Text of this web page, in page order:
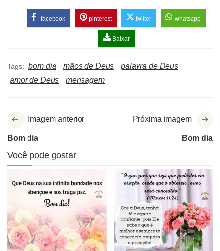
facebook pinterest twitter whatsapp
Baixar
Tags: bom dia mãos de Deus
palavra de Deus
amor de Deus
mensagem
Imagem anterior
Bom dia
Próxima imagem
Bom dia
Você pode gostar